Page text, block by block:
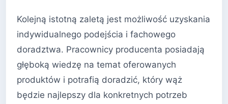
Kolejną istotną zaletą jest możliwość uzyskania
indywidualnego podejścia i fachowego
doradztwa. Pracownicy producenta posiadają
głęboką wiedzę na temat oferowanych
produktów i potrafią doradzić, który wąż
będzie najlepszy dla konkretnych potrzeb